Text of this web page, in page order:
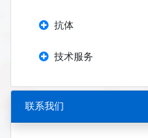
抗体
技术服务
联系我们